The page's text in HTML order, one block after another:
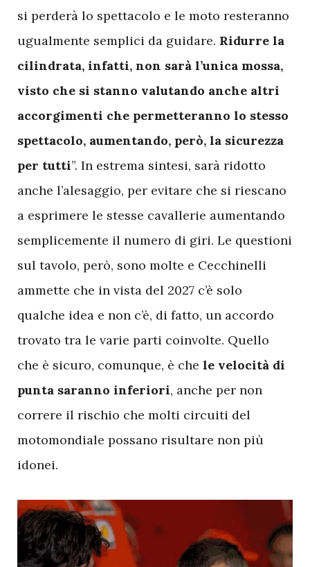
si perderà lo spettacolo e le moto resteranno
ugualmente semplici da guidare. Ridurre la
cilindrata, infatti, non sarà l’unica mossa,
visto che si stanno valutando anche altri
accorgimenti che permetteranno lo stesso
spettacolo, aumentando, però, la sicurezza
per tutti”. In estrema sintesi, sarà ridotto
anche l’alesaggio, per evitare che si riescano
a esprimere le stesse cavallerie aumentando
semplicemente il numero di giri. Le questioni
sul tavolo, però, sono molte e Cecchinelli
ammette che in vista del 2027 c’è solo
qualche idea e non c’è, di fatto, un accordo
trovato tra le varie parti coinvolte. Quello
che è sicuro, comunque, è che le velocità di
punta saranno inferiori, anche per non
correre il rischio che molti circuiti del
motomondiale possano risultare non più
idonei.